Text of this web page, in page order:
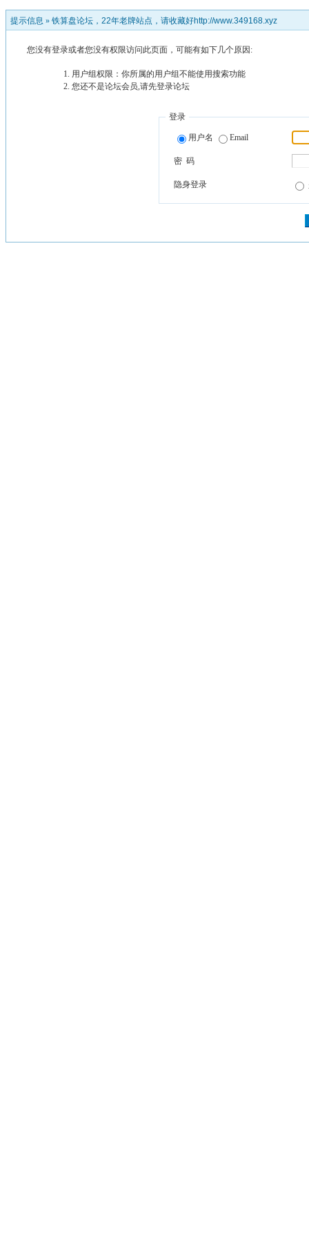
提示信息 » 铁算盘论坛，22年老牌站点，请收藏好http://www.349168.xyz
您没有登录或者您没有权限访问此页面，可能有如下几个原因:
用户组权限：你所属的用户组不能使用搜索功能
您还不是论坛会员,请先登录论坛
登录
用户名 Email
密 码
隐身登录